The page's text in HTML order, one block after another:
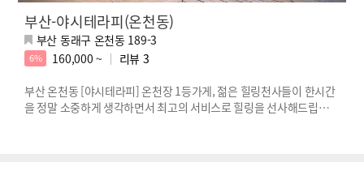
부산-야시테라피(온천동)
부산 동래구 온천동 189-3
6% 160,000 ~ 리뷰 3
부산 온천동 [야시테라피] 온천장 1등가게, 젊은 힐링천사들이 한시간
을 정말 소중하게 생각하면서 최고의 서비스로 힐링을 선사해드립니